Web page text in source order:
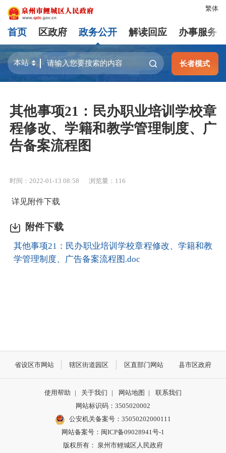
繁体
首页 区政府 政务公开 解读回应 办事服务
长者模式
其他事项21：民办职业培训学校章
程修改、学籍和教学管理制度、广
告备案流程图
时间：2022-01-13 08:58 浏览量： 116
详见附件下载
附件下载
其他事项21：民办职业培训学校章程修改、学籍和教
学管理制度、广告备案流程图.doc
省设区市网站 辖区街道园区 区直部门网站 县市区政府
使用帮助 | 关于我们 | 网站地图 |
联系我们
网站标识码：3505020002
公安机关备案号：35050202000111
网站备案号：闽ICP备09028941号-1
版权所有： 泉州市鲤城区人民政府